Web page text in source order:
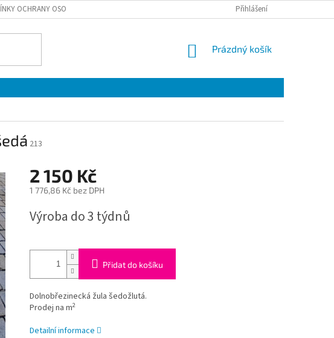
OCHRANY OSOBNÍCH ÚDAJŮ Přihlášení
NÁKUPNÍ
Prázdný košík
213
2 150 Kč
1 776,86 Kč bez DPH
cena:
Výroba do 3 týdnů
Přidat do košíku
Dolnobřezinecká žula šedožlutá.
Prodej na m2
Detailní informace